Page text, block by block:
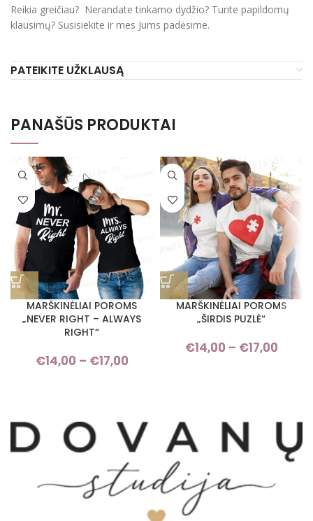
Reikia greičiau? Nerandate tinkamo dydžio? Turite papildomų
klausimų? Susisiekite ir mes Jums padėsime.
PATEIKITE UŽKLAUSĄ
PANAŠŪS PRODUKTAI
MARŠKINĖLIAI POROMS
„NEVER RIGHT – ALWAYS
RIGHT“
€14,00 – €17,00
MARŠKINĖLIAI POROMS
„ŠIRDIS PUZLĖ“
€14,00 – €17,00